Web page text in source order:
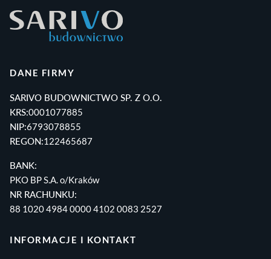
DANE FIRMY
SARIVO BUDOWNICTWO SP. Z O.O.
KRS:0001077885
NIP:6793078855
REGON:122465687
BANK:
PKO BP S.A. o/Kraków
NR RACHUNKU:
88 1020 4984 0000 4102 0083 2527
INFORMACJE I KONTAKT